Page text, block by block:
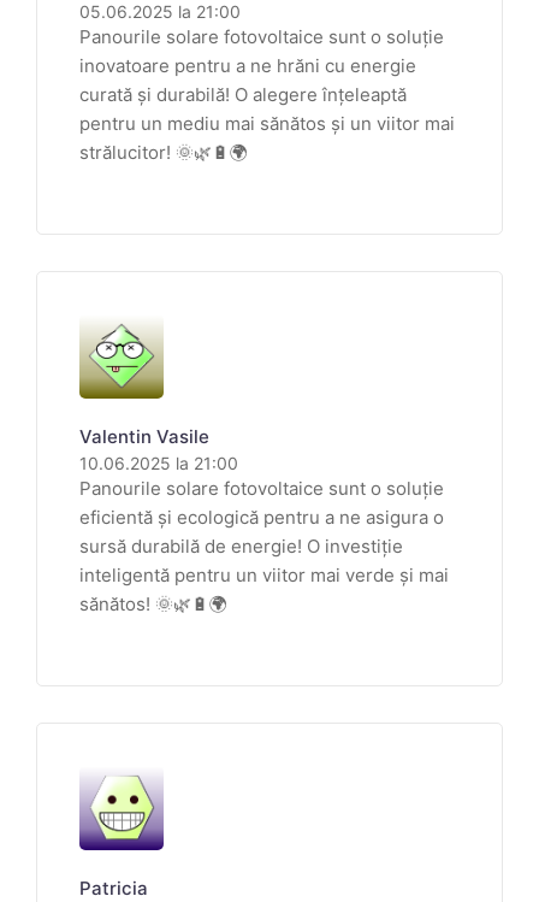
05.06.2025 la 21:00
Panourile solare fotovoltaice sunt o soluție
inovatoare pentru a ne hrăni cu energie
curată și durabilă! O alegere înțeleaptă
pentru un mediu mai sănătos și un viitor mai
strălucitor! 🌞🌿🔋🌍
Valentin Vasile
10.06.2025 la 21:00
Panourile solare fotovoltaice sunt o soluție
eficientă și ecologică pentru a ne asigura o
sursă durabilă de energie! O investiție
inteligentă pentru un viitor mai verde și mai
sănătos! 🌞🌿🔋🌍
Patricia